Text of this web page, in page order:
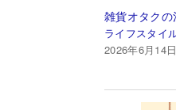
雑貨オタクの
ライフスタイ
2026年6月14